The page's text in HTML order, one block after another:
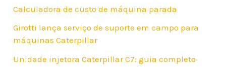
Calculadora de custo de máquina parada
Girotti lança serviço de suporte em campo para
máquinas Caterpillar
Unidade injetora Caterpillar C7: guia completo